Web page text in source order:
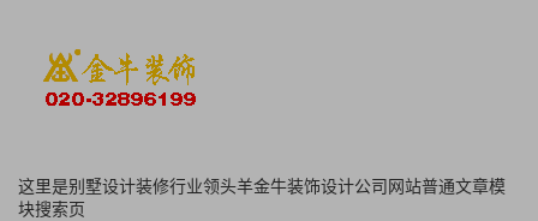
这里是别墅设计装修行业领头羊金牛装饰设计公司网站普通文章模
块搜索页